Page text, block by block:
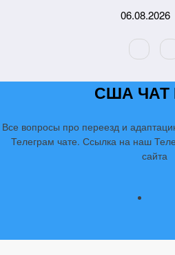
06.08.2026
США ЧАТ
Все вопросы про переезд и
Телеграм чате. Ссылка на наш
сайта